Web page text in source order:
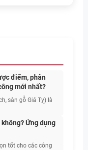
điểm, phân
mới nhất?
sàn gỗ Giá Tỵ) là
Ứng dụng
tốt cho các công